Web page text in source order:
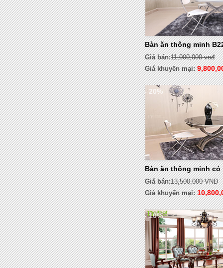
Bàn ăn thông minh
Giá bán:11,000,000 vnđ
Giá khuyến mại:
- 20%
Bàn ăn thông minh có
Giá bán:13,500,000 VNĐ
Giá khuyến mại:
- 10%